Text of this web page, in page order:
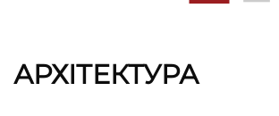
АРХІТЕКТУРА